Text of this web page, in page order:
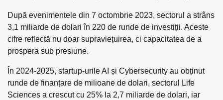
După evenimentele din 7 octombrie 2023, sectorul a strâns
3,1 miliarde de dolari în 220 de runde de investiții. Aceste
cifre reflectă nu doar supraviețuirea, ci capacitatea de a
prospera sub presiune.
În 2024-2025, startup-urile AI și Cybersecurity au obținut
runde de finanțare de milioane de dolari, sectorul Life
Sciences a crescut cu 25% la 2,7 miliarde de dolari, iar